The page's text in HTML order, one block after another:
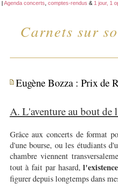
Carnets sur
| Agenda concerts comptes-rendus & 1 jour, 1
Eugène Bozza : Prix de
A. L'aventure au bout de
Grâce aux concerts de format
d'une bourse, ou les étudiants
chambre viennent
tout à fait par hasard,
figurer depuis longtemps dans